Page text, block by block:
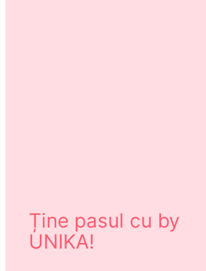
Ține pasul cu by
UNIKA!